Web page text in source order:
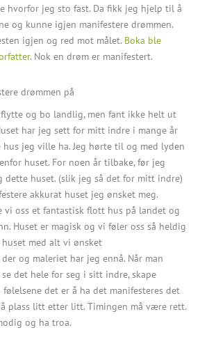
hvorfor jeg sto fast. Da fikk jeg hjelp til å
og kunne igjen manifestere drømmen.
igjen og red mot målet. Boka ble
. Nok en drøm er manifestert.
drømmen på
flytte og bo landlig, men fant ikke helt ut
har jeg sett for mitt indre i mange år
jeg ville ha. Jeg hørte til og med lyden
huset. For noen år tilbake, før jeg
huset. (slik jeg så det for mitt indre)
akkurat huset jeg ønsket meg.
vi oss et fantastisk flott hus på landet og
Huset er magisk og vi føler oss så heldig
med alt vi ønsket
og maleriet har jeg ennå. Når man
det hele for seg i sitt indre, skape
det er å ha det manifesteres det
plass litt etter litt. Timingen må være rett.
og ha troa.